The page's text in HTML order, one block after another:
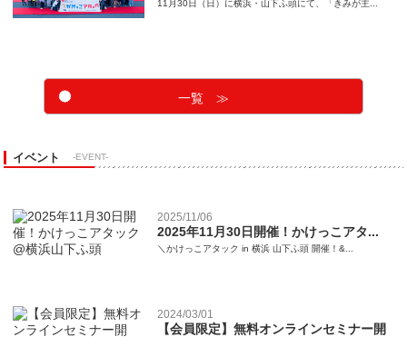
11月30日（日）に横浜・山下ふ頭にて、「きみが主...
一覧 ≫
イベント -EVENT-
2025/11/06
2025年11月30日開催！かけっこアタ...
＼かけっこアタック in 横浜 山下ふ頭 開催！&...
2024/03/01
【会員限定】無料オンラインセミナー開